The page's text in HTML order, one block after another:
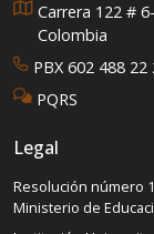
Carrera 122 #
Colombia
PBX 602 488 22
PQRS
Legal
Resolución número
Ministerio de